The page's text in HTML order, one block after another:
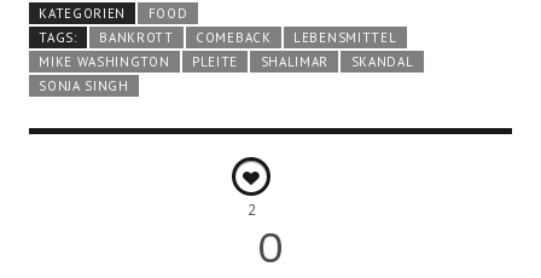
KATEGORIEN
FOOD
TAGS:
BANKROTT COMEBACK
LEBENSMITTEL
MIKE WASHINGTON
PLEITE SHALIMAR
SKANDAL
SONJA SINGH
2
0